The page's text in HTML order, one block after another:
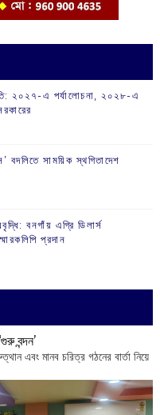
২০২৭-এ পর্যালোচনা, ২০২৮-এ
বদলিতে সাময়িক স্থগিতাদেশ
বনগাঁয় এগ্রি ডিলার্স
প্রদান
বন্দন’
এবং মানব চরিত্র গঠনের বার্তা নিয়ে